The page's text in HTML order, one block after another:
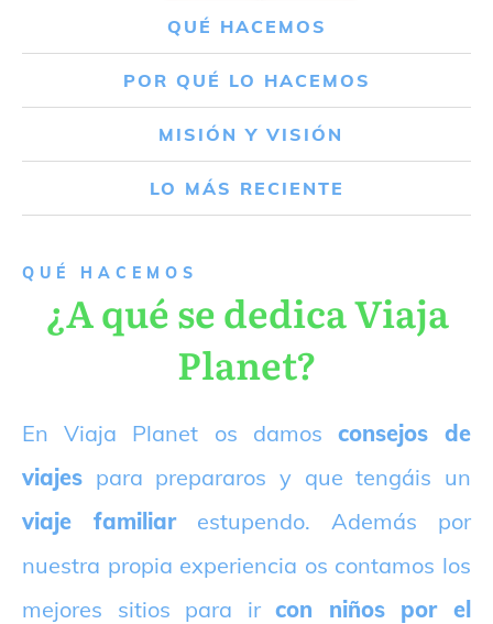
QUÉ HACEMOS
POR QUÉ LO HACEMOS
MISIÓN Y VISIÓN
LO MÁS RECIENTE
QUÉ HACEMOS
¿A qué se dedica Viaja
Planet?
En Viaja Planet os damos consejos de
viajes para prepararos y que tengáis un
viaje familiarestupendo. Además por
nuestra propia experiencia os contamos los
mejores sitios para ircon niños por el